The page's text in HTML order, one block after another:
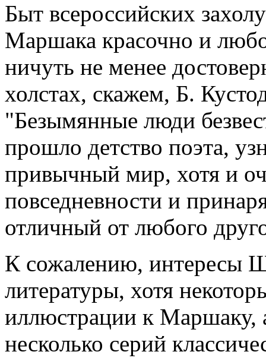
Быт всероссийских
Маршака красочно и
ничуть не менее
холстах, скажем, Б.
"Безымянные люди
прошло детство поэта,
привычный мир, хотя и
повседневности и
отличный от любого
К сожалению, интересы
литературы, хотя
иллюстрации к Маршаку,
несколько серий